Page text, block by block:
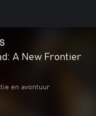
A New Frontier
en avontuur